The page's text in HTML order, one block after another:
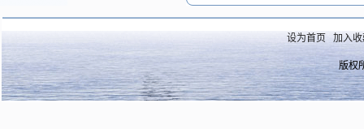
设为首页 加入
版权